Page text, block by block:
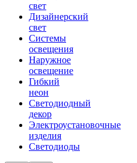
свет
Дизайнерский
свет
Системы
освещения
Наружное
освещение
Гибкий
неон
Светодиодный
декор
Электроустановочные
изделия
Светодиоды